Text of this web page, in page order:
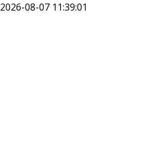
2026-08-07 11:39:01